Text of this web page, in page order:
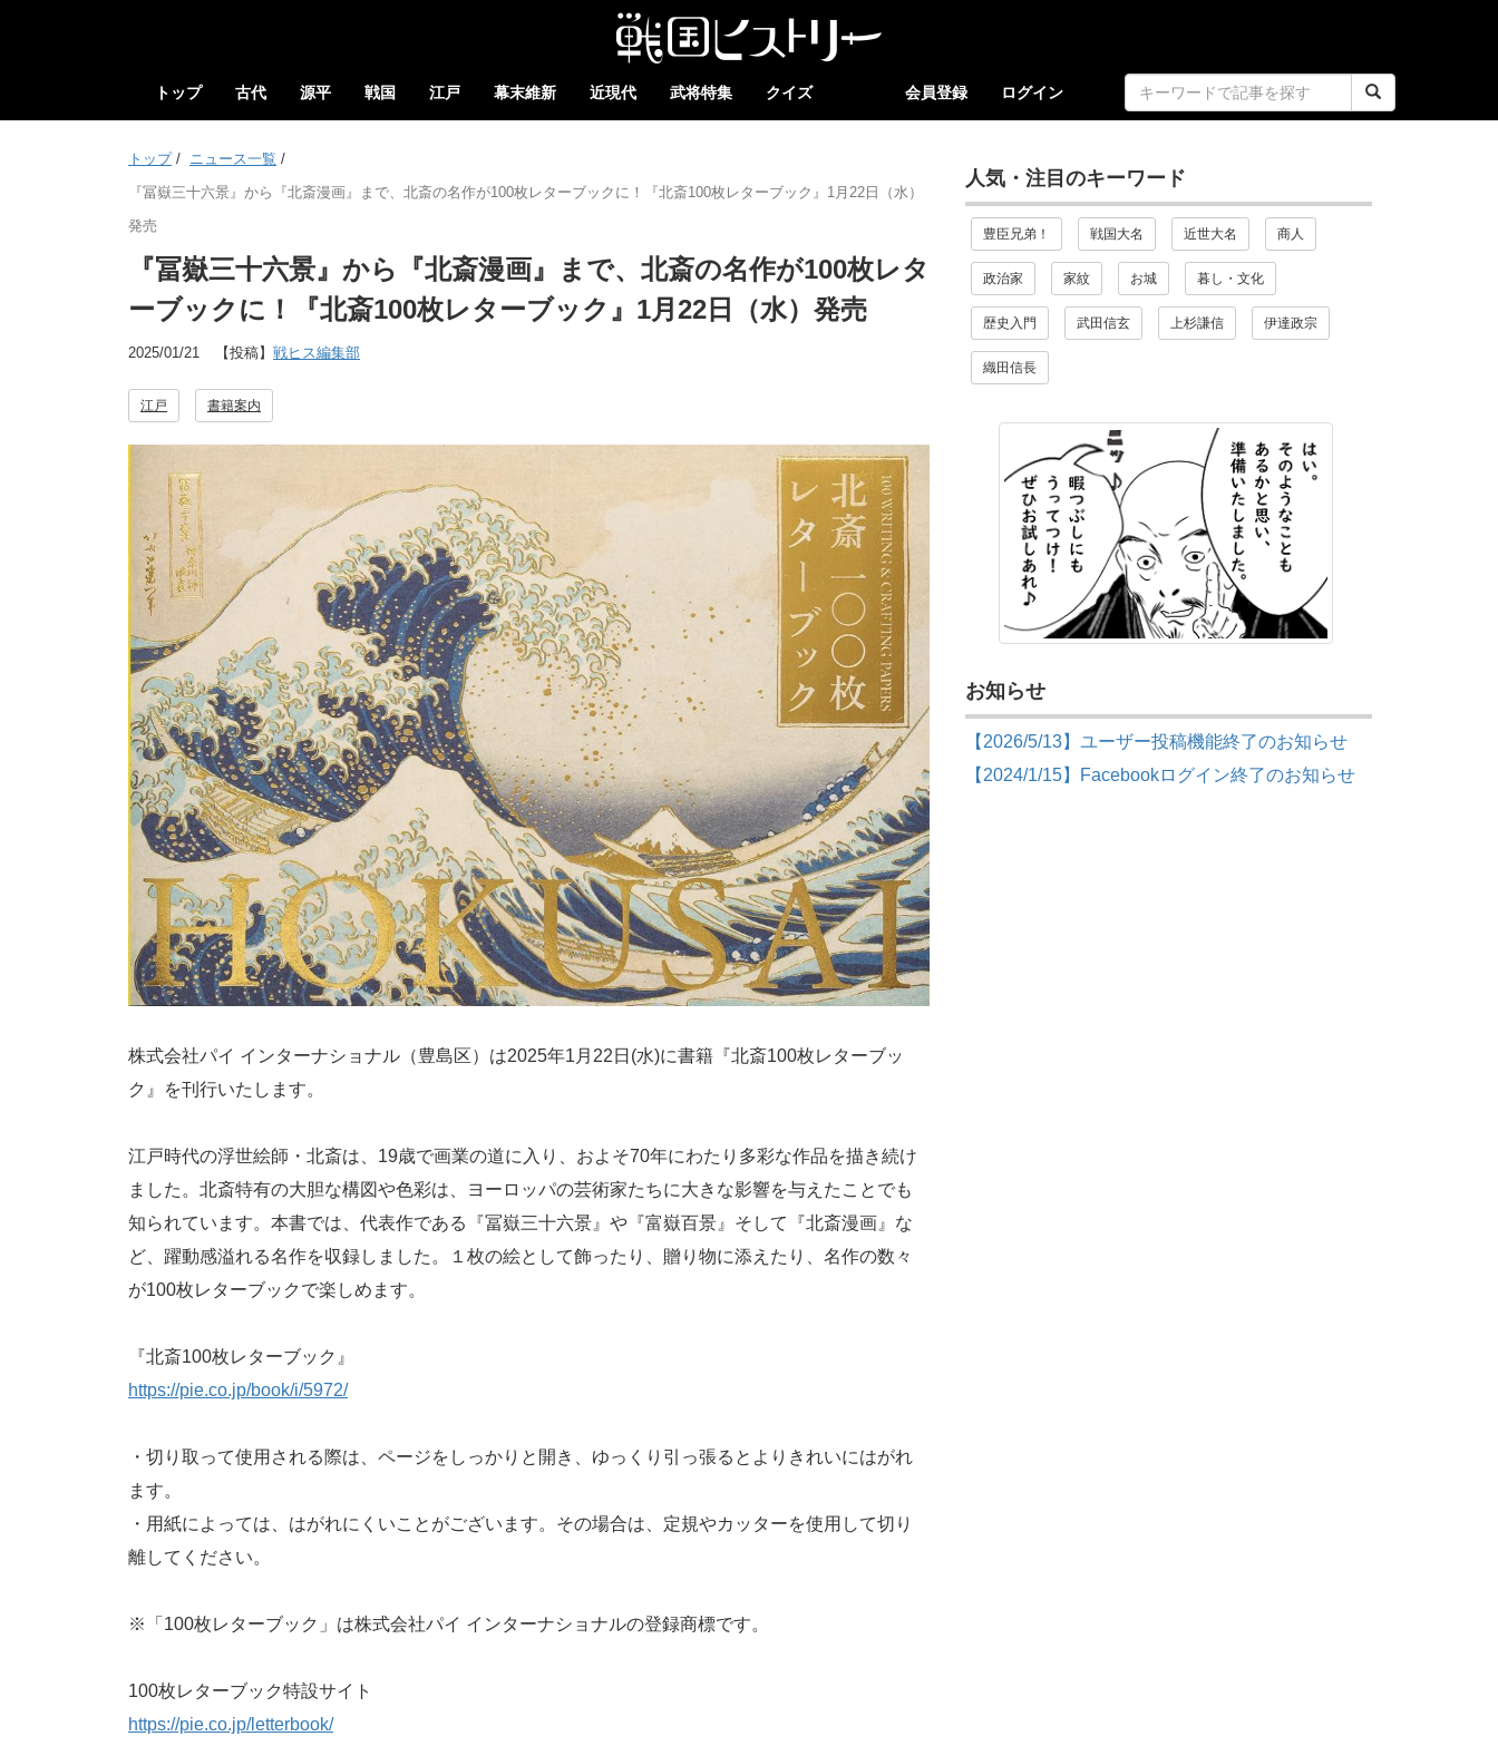
トップ 古代 源平 戦国 江戸 幕末維新 近現代 武将特集 クイズ 会員登録 ログイン
トップ / ニュース一覧 /
『冨嶽三十六景』から『北斎漫画』まで、北斎の名作が100枚レターブックに！『北斎100枚レターブック』1月22日（水）
発売
『冨嶽三十六景』から『北斎漫画』まで、北斎の名作が100枚レタ
ーブックに！『北斎100枚レターブック』1月22日（水）発売
2025/01/21 【投稿】 戦ヒス編集部
江戸 書籍案内
株式会社パイ インターナショナル（豊島区）は2025年1月22日(水)に書籍『北斎100枚レターブッ
ク』を刊行いたします。
江戸時代の浮世絵師・北斎は、19歳で画業の道に入り、およそ70年にわたり多彩な作品を描き続け
ました。北斎特有の大胆な構図や色彩は、ヨーロッパの芸術家たちに大きな影響を与えたことでも
知られています。本書では、代表作である『冨嶽三十六景』や『富嶽百景』そして『北斎漫画』な
ど、躍動感溢れる名作を収録しました。１枚の絵として飾ったり、贈り物に添えたり、名作の数々
が100枚レターブックで楽しめます。
『北斎100枚レターブック』
https://pie.co.jp/book/i/5972/
・切り取って使用される際は、ページをしっかりと開き、ゆっくり引っ張るとよりきれいにはがれ
ます。
・用紙によっては、はがれにくいことがございます。その場合は、定規やカッターを使用して切り
離してください。
※「100枚レターブック」は株式会社パイ インターナショナルの登録商標です。
100枚レターブック特設サイト
https://pie.co.jp/letterbook/
人気・注目のキーワード
豊臣兄弟！ 戦国大名 近世大名 商人
政治家 家紋 お城 暮し・文化
歴史入門 武田信玄 上杉謙信 伊達政宗
織田信長
お知らせ
【2026/5/13】ユーザー投稿機能終了のお知らせ
【2024/1/15】Facebookログイン終了のお知らせ